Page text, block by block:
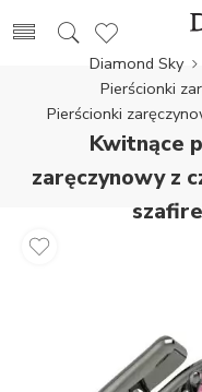
Diamond Sky
Pierścionki
Pierścionki
Kwitnące
zaręczynowy z